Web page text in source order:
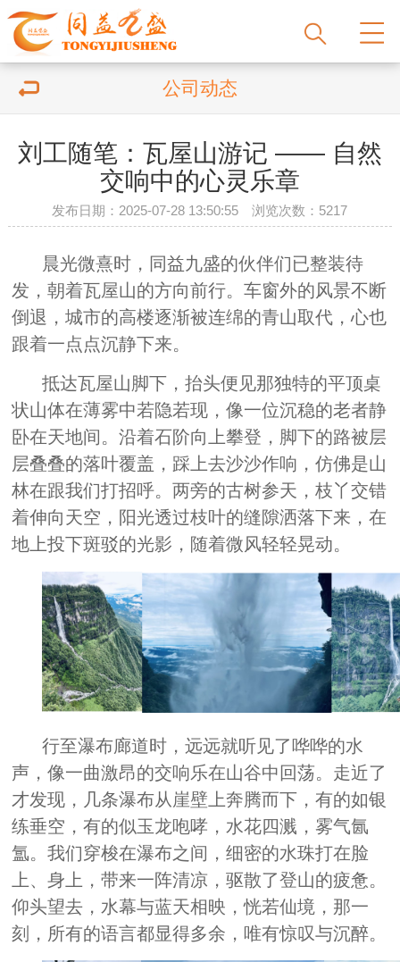
公司动态
刘工随笔：瓦屋山游记 —— 自然
交响中的心灵乐章
发布日期：2025-07-28 13:50:55 浏览次数： 5217
晨光微熹时，同益九盛的伙伴们已整装待
发，朝着瓦屋山的方向前行。车窗外的风景不断
倒退，城市的高楼逐渐被连绵的青山取代，心也
跟着一点点沉静下来。
抵达瓦屋山脚下，抬头便见那独特的平顶桌
状山体在薄雾中若隐若现，像一位沉稳的老者静
卧在天地间。沿着石阶向上攀登，脚下的路被层
层叠叠的落叶覆盖，踩上去沙沙作响，仿佛是山
林在跟我们打招呼。两旁的古树参天，枝丫交错
着伸向天空，阳光透过枝叶的缝隙洒落下来，在
地上投下斑驳的光影，随着微风轻轻晃动。
行至瀑布廊道时，远远就听见了哗哗的水
声，像一曲激昂的交响乐在山谷中回荡。走近了
才发现，几条瀑布从崖壁上奔腾而下，有的如银
练垂空，有的似玉龙咆哮，水花四溅，雾气氤
氲。我们穿梭在瀑布之间，细密的水珠打在脸
上、身上，带来一阵清凉，驱散了登山的疲惫。
仰头望去，水幕与蓝天相映，恍若仙境，那一
刻，所有的语言都显得多余，唯有惊叹与沉醉。